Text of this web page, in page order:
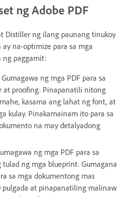
ng Adobe PDF
Distiller ng ilang paunang tinukoy
na-optimize para sa mga
ng paggamit:
Gumagawa ng mga PDF para sa
at proofing. Pinapanatili nitong
kasama ang lahat ng font, at
kulay. Pinakamainam ito para sa
na may detalyadong
ng mga PDF para sa
ng mga blueprint. Gumagana
sa mga dokumentong mas
pulgada at pinapanatiling malinaw